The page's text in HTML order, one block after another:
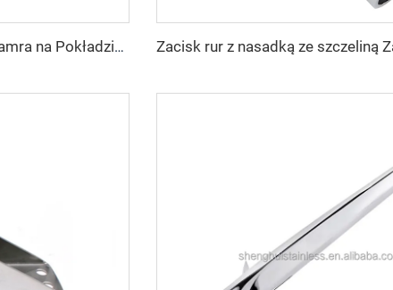
Pogotowie Montaż Okucia Klamra na Pokładzie Łodzi ze Stali Nierdzewnej 316 Składana Odchylana Klamra Wtapiana Klamra do Przymocowania Linki